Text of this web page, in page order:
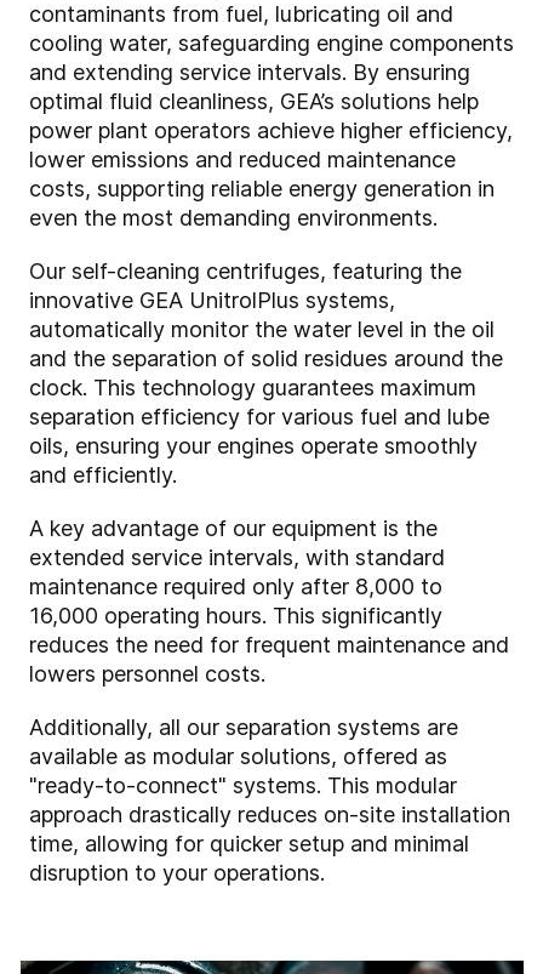
contaminants from fuel, lubricating oil and
cooling water, safeguarding engine components
and extending service intervals. By ensuring
optimal fluid cleanliness, GEA’s solutions help
power plant operators achieve higher efficiency,
lower emissions and reduced maintenance
costs, supporting reliable energy generation in
even the most demanding environments.
Our self-cleaning centrifuges, featuring the
innovative GEA UnitrolPlus systems,
automatically monitor the water level in the oil
and the separation of solid residues around the
clock. This technology guarantees maximum
separation efficiency for various fuel and lube
oils, ensuring your engines operate smoothly
and efficiently.
A key advantage of our equipment is the
extended service intervals, with standard
maintenance required only after 8,000 to
16,000 operating hours. This significantly
reduces the need for frequent maintenance and
lowers personnel costs.
Additionally, all our separation systems are
available as modular solutions, offered as
"ready-to-connect" systems. This modular
approach drastically reduces on-site installation
time, allowing for quicker setup and minimal
disruption to your operations.